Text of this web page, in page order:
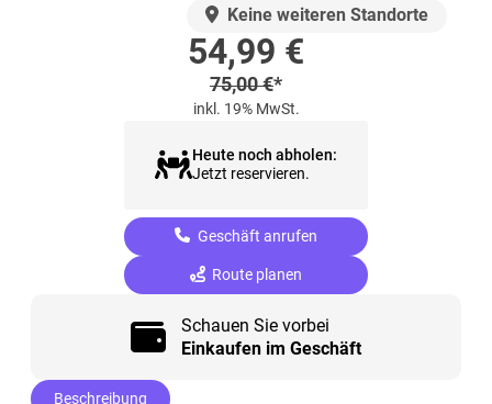
Keine weiteren Standorte
Sonderpreis
54,99 €
Regulärer Preis
75,00€*
inkl. 19% MwSt.
Heute noch abholen:
Jetzt reservieren.
Geschäft anrufen
Route planen
Schauen Sie vorbei
Einkaufen im Geschäft
Beschreibung